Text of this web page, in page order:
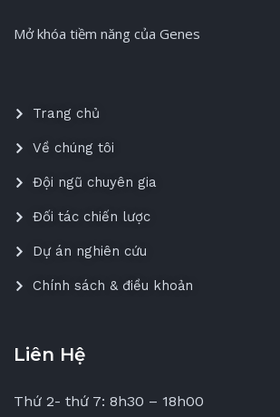
Mở khóa tiềm năng của Genes
Trang chủ
Về chúng tôi
Đội ngũ chuyên gia
Đối tác chiến lược
Dự án nghiên cứu
Chính sách & điều khoản
Liên Hệ
Thứ 2- thứ 7: 8h30 – 18h00